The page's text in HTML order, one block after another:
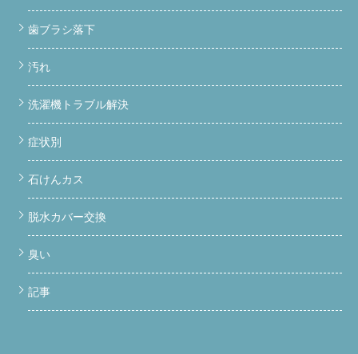
歯ブラシ落下
汚れ
洗濯機トラブル解決
症状別
石けんカス
脱水カバー交換
臭い
記事